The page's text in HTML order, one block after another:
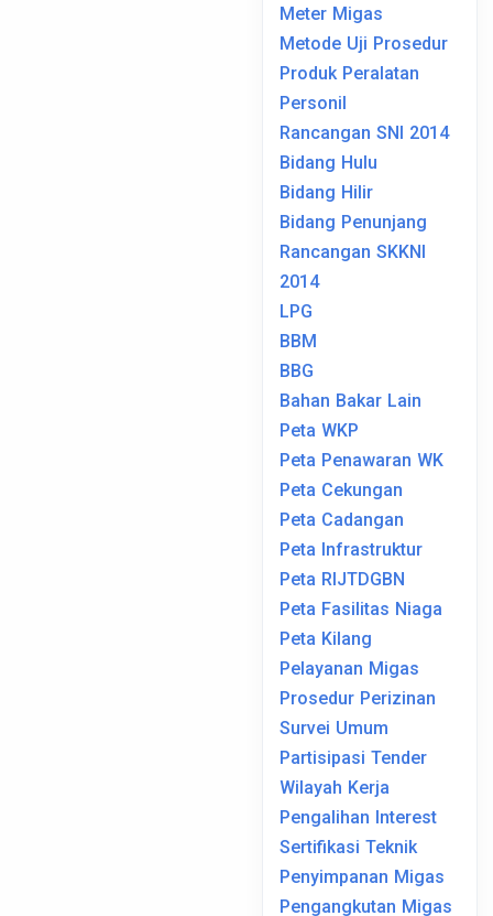
Meter Migas
Metode Uji Prosedur
Produk Peralatan
Personil
Rancangan SNI 2014
Bidang Hulu
Bidang Hilir
Bidang Penunjang
Rancangan SKKNI
2014
LPG
BBM
BBG
Bahan Bakar Lain
Peta WKP
Peta Penawaran WK
Peta Cekungan
Peta Cadangan
Peta Infrastruktur
Peta RIJTDGBN
Peta Fasilitas Niaga
Peta Kilang
Pelayanan Migas
Prosedur Perizinan
Survei Umum
Partisipasi Tender
Wilayah Kerja
Pengalihan Interest
Sertifikasi Teknik
Penyimpanan Migas
Pengangkutan Migas